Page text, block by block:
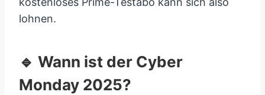
lohnen.
🔹 Wann ist der Cyber
Monday 2025?